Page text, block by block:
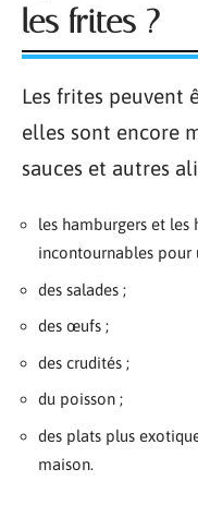
les frites ?
Les frites peuvent
elles sont encore
sauces et autres
les hamburgers et
incontournables pour
des salades ;
des œufs ;
des crudités ;
du poisson ;
des plats plus
maison.